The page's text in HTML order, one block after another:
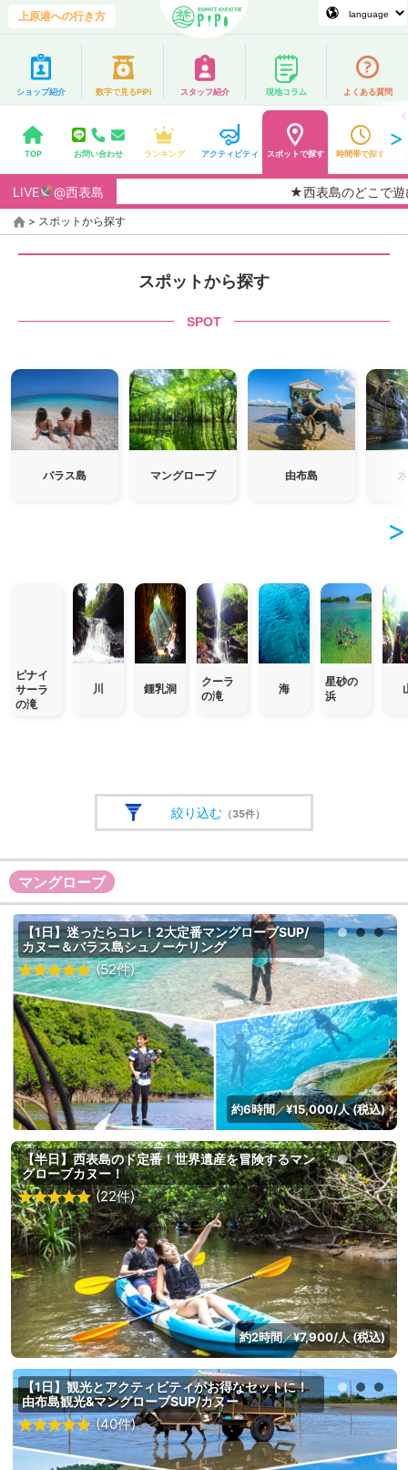
上原港への行き方
ショップ紹介 数字で見るPiPi スタッフ紹介 現地コラム よくある質問
TOP お問い合わせ ランキング アクティビティ スポットで探す 時間帯で探す
LIVE @西表島 ★西表島のどこで遊びたい
> スポットから探す
スポットから探す
SPOT
バラス島 マングローブ 由布島
ピナイ
サーラ
の滝
川 鍾乳洞
クーラ
の滝
海
星砂の
浜
絞り込む（35件）
マングローブ
【1日】迷ったらコレ！2大定番マングローブSUP/
カヌー＆バラス島シュノーケリング
(52件)
約6時間／¥15,000/人 (税込)
【半日】西表島のド定番！世界遺産を冒険するマン
グローブカヌー！
(22件)
約2時間／¥7,900/人 (税込)
【1日】観光とアクティビティがお得なセットに！
由布島観光&マングローブSUP/カヌー
(40件)